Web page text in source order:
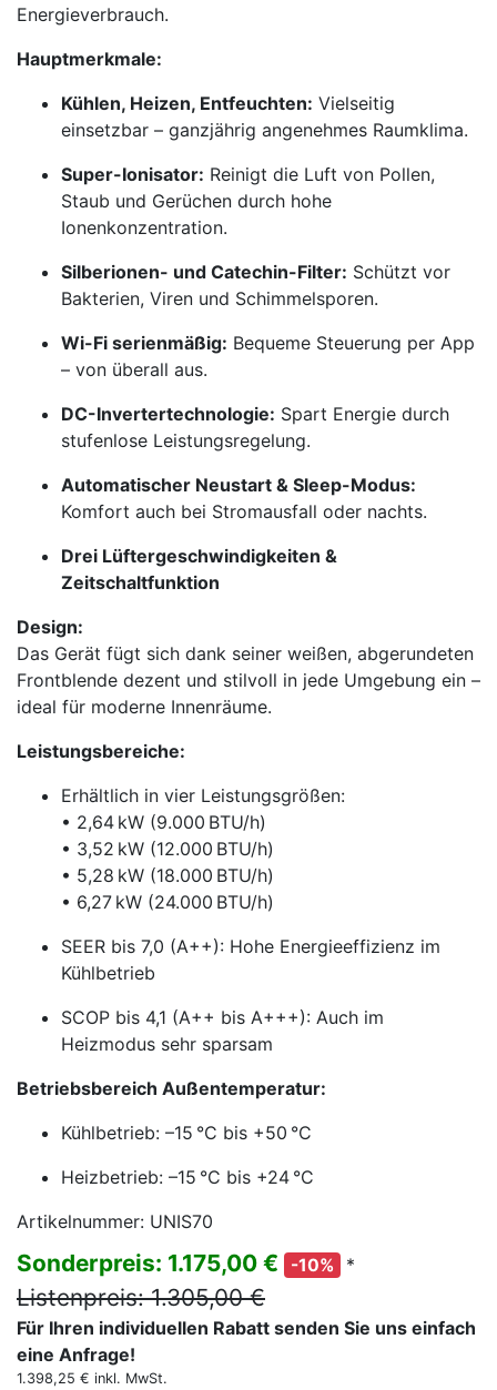
Energieverbrauch.
Hauptmerkmale:
Kühlen, Heizen, Entfeuchten: Vielseitig
einsetzbar – ganzjährig angenehmes Raumklima.
Super-Ionisator: Reinigt die Luft von Pollen,
Staub und Gerüchen durch hohe
Ionenkonzentration.
Silberionen- und Catechin-Filter: Schützt vor
Bakterien, Viren und Schimmelsporen.
Wi-Fi serienmäßig: Bequeme Steuerung per App
– von überall aus.
DC-Invertertechnologie: Spart Energie durch
stufenlose Leistungsregelung.
Automatischer Neustart & Sleep-Modus:
Komfort auch bei Stromausfall oder nachts.
Drei Lüftergeschwindigkeiten &
Zeitschaltfunktion
Design:
Das Gerät fügt sich dank seiner weißen, abgerundeten
Frontblende dezent und stilvoll in jede Umgebung ein –
ideal für moderne Innenräume.
Leistungsbereiche:
Erhältlich in vier Leistungsgrößen:
• 2,64 kW (9.000 BTU/h)
• 3,52 kW (12.000 BTU/h)
• 5,28 kW (18.000 BTU/h)
• 6,27 kW (24.000 BTU/h)
SEER bis 7,0 (A++): Hohe Energieeffizienz im
Kühlbetrieb
SCOP bis 4,1 (A++ bis A+++): Auch im
Heizmodus sehr sparsam
Betriebsbereich Außentemperatur:
Kühlbetrieb: –15 °C bis +50 °C
Heizbetrieb: –15 °C bis +24 °C
Artikelnummer: UNIS70
Sonderpreis: 1.175,00 € -10% *
Listenpreis: 1.305,00 €
Für Ihren individuellen Rabatt senden Sie uns einfach
eine Anfrage!
1.398,25 € inkl. MwSt.